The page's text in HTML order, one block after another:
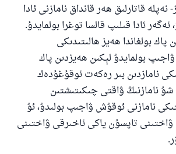
نەپلە قاتارلىق ھەر قانداق نامازنى ئادا
ئادا قىلىپ قالسا توغرا بولمايدۇ.
بولغاندا ھەيز ھالىتىدىكى
بولمايدۇ لېكىن ھەيزدىن پاك
نامازدىن بىر رەكەت ئوقۇغۇدەك
نامازنىڭ ۋاقتى چىكىتىشتىن
نامازنى ئوقۇش ۋاجىپ بولىدۇ، ئۇ
ۋاختىنى تاپسۇن ياكى ئاخىرقى ۋاختىنى